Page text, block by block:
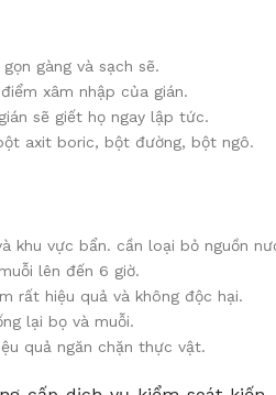
gàng và sạch sẽ.
xâm nhập của gián.
sẽ giết họ ngay lập tức.
axit boric, bột đường, bột ngô.
khu vực bẩn. cần loại bỏ nguồn
lên đến 6 giờ.
rất hiệu quả và không độc hại.
lại bọ và muỗi.
quả ngăn chặn thực vật.